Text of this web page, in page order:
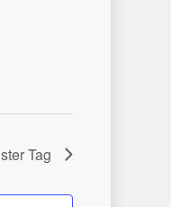
Tag